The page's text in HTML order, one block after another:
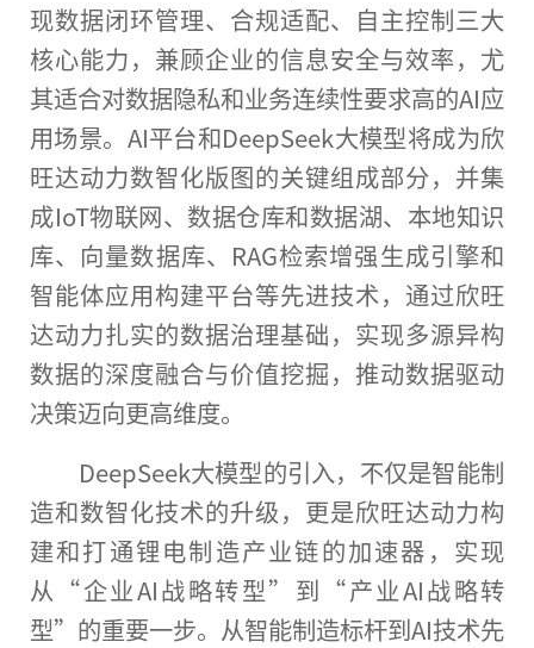
现数据闭环管理、合规适配、自主控制三大
核心能力，兼顾企业的信息安全与效率，尤
其适合对数据隐私和业务连续性要求高的AI应
用场景。AI平台和DeepSeek大模型将成为欣
旺达动力数智化版图的关键组成部分，并集
成IoT物联网、数据仓库和数据湖、本地知识
库、向量数据库、RAG检索增强生成引擎和
智能体应用构建平台等先进技术，通过欣旺
达动力扎实的数据治理基础，实现多源异构
数据的深度融合与价值挖掘，推动数据驱动
决策迈向更高维度。
DeepSeek大模型的引入，不仅是智能制
造和数智化技术的升级，更是欣旺达动力构
建和打通锂电制造产业链的加速器，实现
从“企业AI战略转型”到“产业AI战略转
型”的重要一步。从智能制造标杆到AI技术先